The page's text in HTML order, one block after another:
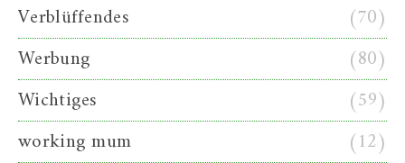
Verblüffendes
(70)
Werbung
(80)
Wichtiges
(59)
working mum
(12)